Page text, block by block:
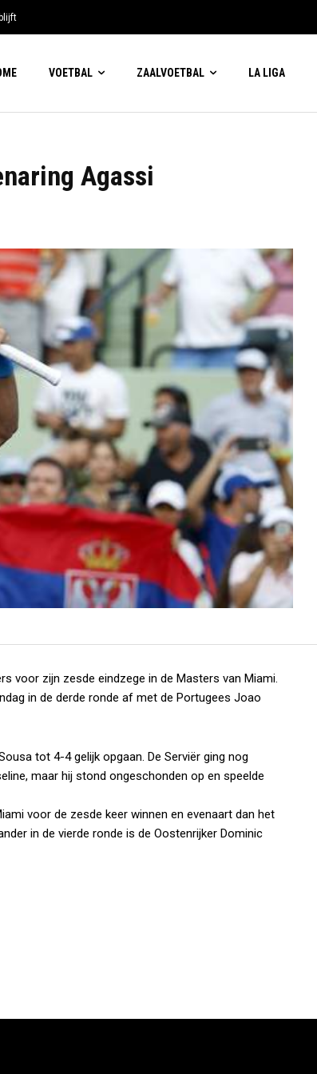
VOETBAL ZAALVOETBAL LA LIGA
Agassi
voor zijn zesde eindzege in de Masters van Miami.
in de derde ronde af met de Portugees Joao
tot 4-4 gelijk opgaan. De Serviër ging nog
maar hij stond ongeschonden op en speelde
voor de zesde keer winnen en evenaart dan het
in de vierde ronde is de Oostenrijker Dominic